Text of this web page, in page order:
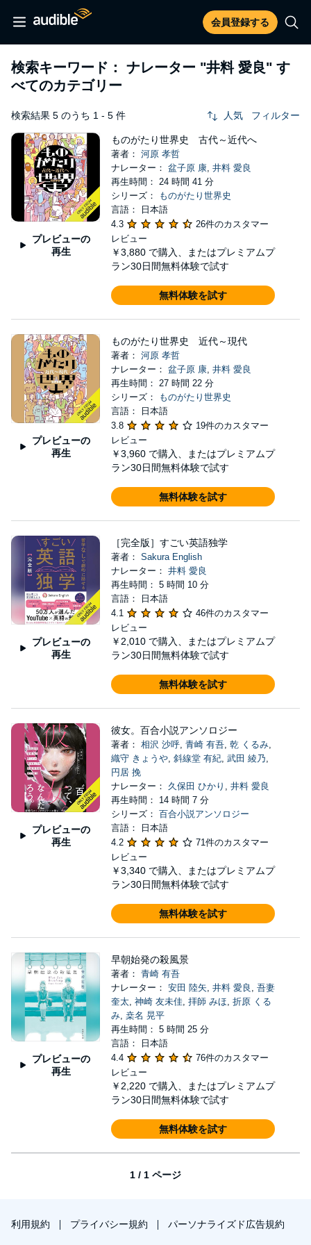
会員登録する
検索キーワード： ナレーター "井料 愛良" す
べてのカテゴリー
検索結果 5 のうち 1 - 5 件 人気 フィルター
プレビューの
再生
ものがたり世界史 古代～近代へ
著者： 河原 孝哲
ナレーター： 盆子原 康, 井料 愛良
再生時間： 24 時間 41 分
シリーズ：
ものがたり世界史
言語： 日本語
4.3
26件のカスタマー
レビュー
￥3,880 で購入、またはプレミアムプ
ラン30日間無料体験で試す
無料体験を試す
プレビューの
再生
ものがたり世界史 近代～現代
著者： 河原 孝哲
ナレーター： 盆子原 康, 井料 愛良
再生時間： 27 時間 22 分
シリーズ：
ものがたり世界史
言語： 日本語
3.8
19件のカスタマー
レビュー
￥3,960 で購入、またはプレミアムプ
ラン30日間無料体験で試す
無料体験を試す
プレビューの
再生
［完全版］すごい英語独学
著者： Sakura English
ナレーター： 井料 愛良
再生時間： 5 時間 10 分
言語： 日本語
4.1
46件のカスタマー
レビュー
￥2,010 で購入、またはプレミアムプ
ラン30日間無料体験で試す
無料体験を試す
プレビューの
再生
彼女。百合小説アンソロジー
著者： 相沢 沙呼, 青崎 有吾, 乾 くるみ,
織守 きょうや, 斜線堂 有紀, 武田 綾乃,
円居 挽
ナレーター： 久保田 ひかり , 井料 愛良
再生時間： 14 時間 7 分
シリーズ： 百合小説アンソロジー
言語： 日本語
4.2
71件のカスタマー
レビュー
￥3,340 で購入、またはプレミアムプ
ラン30日間無料体験で試す
無料体験を試す
プレビューの
再生
早朝始発の殺風景
著者： 青崎 有吾
ナレーター： 安田 陸矢, 井料 愛良 , 吾妻
奎太, 神崎 友未佳, 拝師 みほ, 折原 くる
み, 桒名 晃平
再生時間： 5 時間 25 分
言語： 日本語
4.4
76件のカスタマー
レビュー
￥2,220 で購入、またはプレミアムプ
ラン30日間無料体験で試す
無料体験を試す
1 / 1 ページ
利用規約 プライバシー規約 パーソナライズド広告規約